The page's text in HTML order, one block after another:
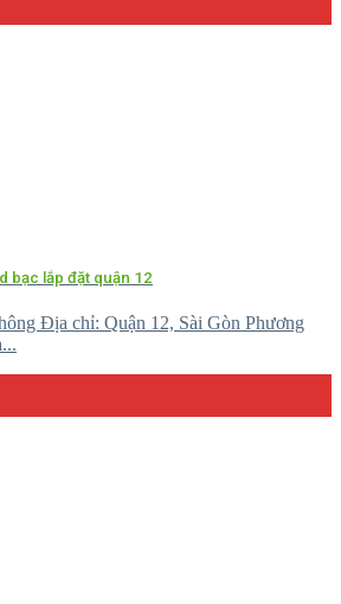
bạc lắp đặt quận 12
Địa chỉ: Quận 12, Sài Gòn Phương